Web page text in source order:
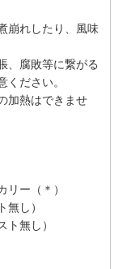
崩れしたり、風味
、腐敗等に繋がる
ださい。
加熱はできませ
リー（＊）
無し）
ト無し）